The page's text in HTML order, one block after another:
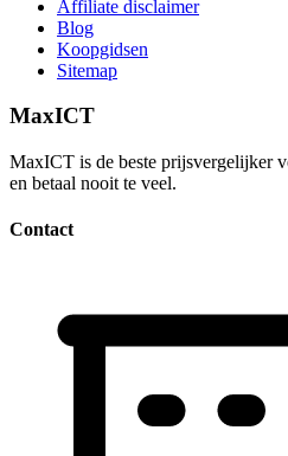
Affiliate disclaimer
Blog
Koopgidsen
Sitemap
MaxICT
MaxICT is de beste prijsvergelijker
en betaal nooit te veel.
Contact